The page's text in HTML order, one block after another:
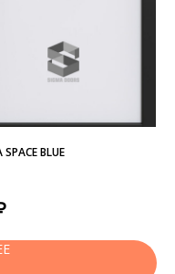
BLUE